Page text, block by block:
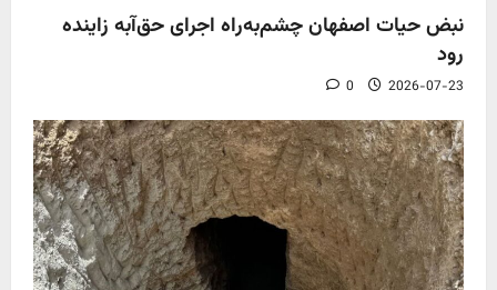
نبض حیات اصفهان چشم‌به‌راه اجرای حق‌آبه زاینده
رود
2026-07-23
0